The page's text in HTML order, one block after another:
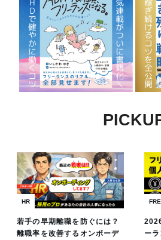
HR
若手の早期離職を防ぐには？
離職率を改善するオンボーデ
ー